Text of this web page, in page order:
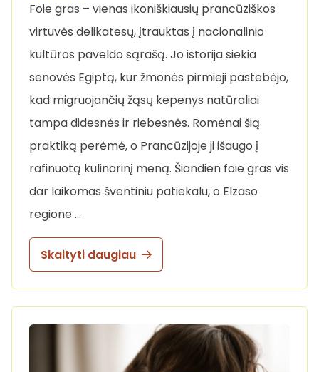
Foie gras – vienas ikoniškiausių prancūziškos
virtuvės delikatesų, įtrauktas į nacionalinio
kultūros paveldo sąrašą. Jo istorija siekia
senovės Egiptą, kur žmonės pirmieji pastebėjo,
kad migruojančių žąsų kepenys natūraliai
tampa didesnės ir riebesnės. Romėnai šią
praktiką perėmė, o Prancūzijoje ji išaugo į
rafinuotą kulinarinį meną. Šiandien foie gras vis
dar laikomas šventiniu patiekalu, o Elzaso
regione …
Skaityti daugiau